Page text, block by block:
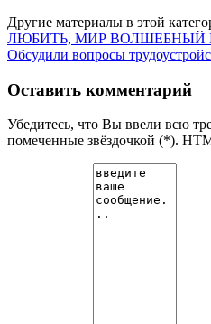
Другие материалы в этой
ЛЮБИТЬ, МИР ВОЛШЕБНЫЙ
Обсудили вопросы
Оставить комментарий
Убедитесь, что Вы ввели всю
помеченные звёздочкой (*).